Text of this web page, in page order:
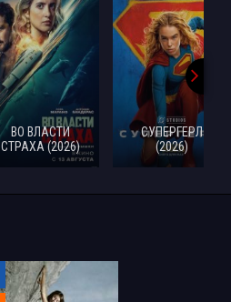
ВО ВЛАСТИ
СТРАХА (2026)
СУПЕРГЕРЛ
(2026)